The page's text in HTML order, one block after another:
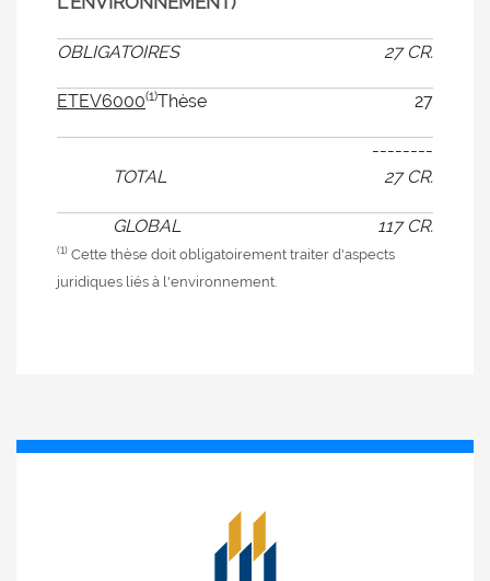
OBLIGATOIRES 27 CR.
ETEV6000(1)Thèse 27
--------
TOTAL
27 CR.
GLOBAL 117 CR.
(1) Cette thèse doit obligatoirement traiter d'aspects
juridiques liés à l'environnement.